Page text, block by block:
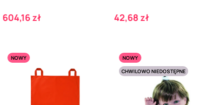
Cena
604,16 zł Cena
42,68 zł
NOWY
NOWY
CHWILOWO NIEDOSTĘPNE